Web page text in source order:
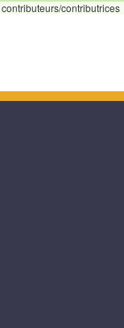
contributeurs/contributrices